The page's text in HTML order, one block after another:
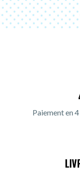
Paiement en